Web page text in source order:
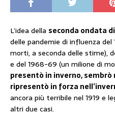
L’idea della seconda ondata
delle pandemie di influenza del
morti, a seconda delle stime),
e del 1968-69 (un milione di
presentò in inverno,
ripresentò in forza
ancora più terribile nel 1919 e
altri due casi.